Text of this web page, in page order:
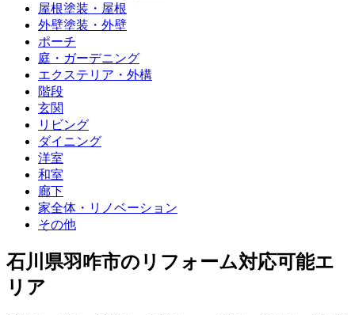
屋根塗装・屋根
外壁塗装・外壁
ポーチ
庭・ガーデニング
エクステリア・外構
階段
玄関
リビング
ダイニング
洋室
和室
廊下
家全体・リノベーション
その他
石川県羽咋市のリフォーム対応可能エ
リア